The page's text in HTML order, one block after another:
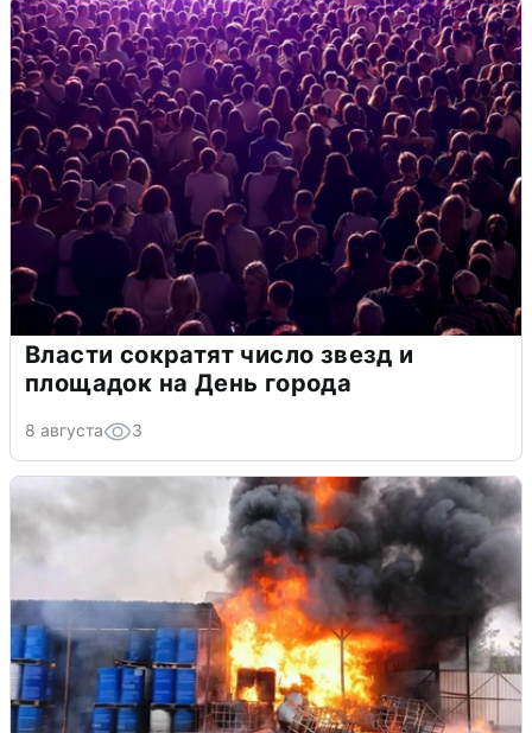
Власти сократят число звезд и
площадок на День города
8 августа 3